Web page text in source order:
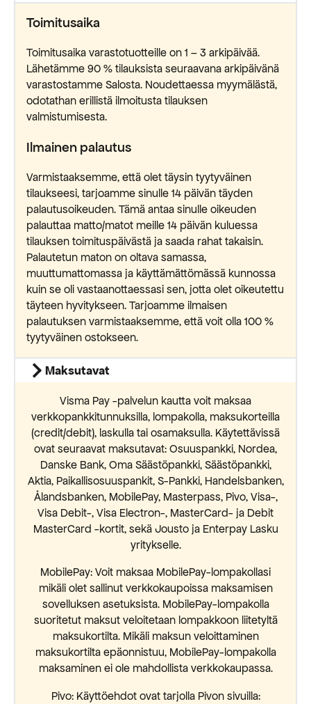
Toimitusaika
Toimitusaika varastotuotteille on 1 – 3 arkipäivää.
Lähetämme 90 % tilauksista seuraavana arkipäivänä
varastostamme Salosta. Noudettaessa myymälästä,
odotathan erillistä ilmoitusta tilauksen
valmistumisesta.
Ilmainen palautus
Varmistaaksemme, että olet täysin tyytyväinen
tilaukseesi, tarjoamme sinulle 14 päivän täyden
palautusoikeuden. Tämä antaa sinulle oikeuden
palauttaa matto/matot meille 14 päivän kuluessa
tilauksen toimituspäivästä ja saada rahat takaisin.
Palautetun maton on oltava samassa,
muuttumattomassa ja käyttämättömässä kunnossa
kuin se oli vastaanottaessasi sen, jotta olet oikeutettu
täyteen hyvitykseen. Tarjoamme ilmaisen
palautuksen varmistaaksemme, että voit olla 100 %
tyytyväinen ostokseen.
Maksutavat
Visma Pay -palvelun kautta voit maksaa
verkkopankkitunnuksilla, lompakolla, maksukorteilla
(credit/debit), laskulla tai osamaksulla. Käytettävissä
ovat seuraavat maksutavat: Osuuspankki, Nordea,
Danske Bank, Oma Säästöpankki, Säästöpankki,
Aktia, Paikallisosuuspankit, S-Pankki, Handelsbanken,
Ålandsbanken, MobilePay, Masterpass, Pivo, Visa-,
Visa Debit-, Visa Electron-, MasterCard- ja Debit
MasterCard -kortit, sekä Jousto ja Enterpay Lasku
yritykselle.
MobilePay: Voit maksaa MobilePay-lompakollasi
mikäli olet sallinut verkkokaupoissa maksamisen
sovelluksen asetuksista. MobilePay-lompakolla
suoritetut maksut veloitetaan lompakkoon liitetyltä
maksukortilta. Mikäli maksun veloittaminen
maksukortilta epäonnistuu, MobilePay-lompakolla
maksaminen ei ole mahdollista verkkokaupassa.
Pivo: Käyttöehdot ovat tarjolla Pivon sivuilla: